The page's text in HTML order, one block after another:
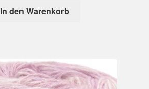
In den Warenkorb